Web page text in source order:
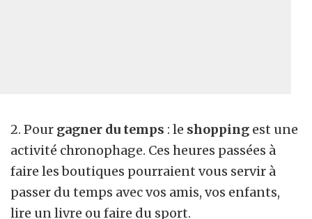
2. Pour gagner du temps : le shopping est une
activité chronophage. Ces heures passées à
faire les boutiques pourraient vous servir à
passer du temps avec vos amis, vos enfants,
lire un livre ou faire du sport.